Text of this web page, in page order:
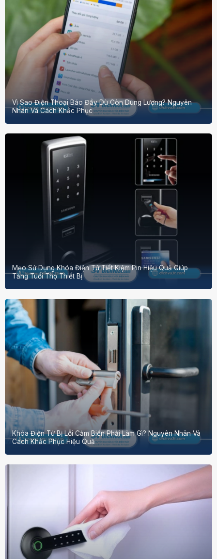
Vì Sao Điện Thoại Báo Đầy Dù Còn Dung Lượng? Nguyên
Nhân Và Cách Khắc Phục
Mẹo Sử Dụng Khóa Điện Tử Tiết Kiệm Pin Hiệu Quả Giúp
Tăng Tuổi Thọ Thiết Bị
Khóa Điện Tử Bị Lỗi Cảm Biến Phải Làm Gì? Nguyên Nhân Và
Cách Khắc Phục Hiệu Quả